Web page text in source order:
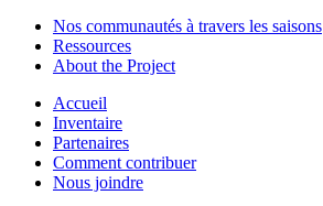
Nos communautés à travers les saisons
Ressources
About the Project
Accueil
Inventaire
Partenaires
Comment contribuer
Nous joindre